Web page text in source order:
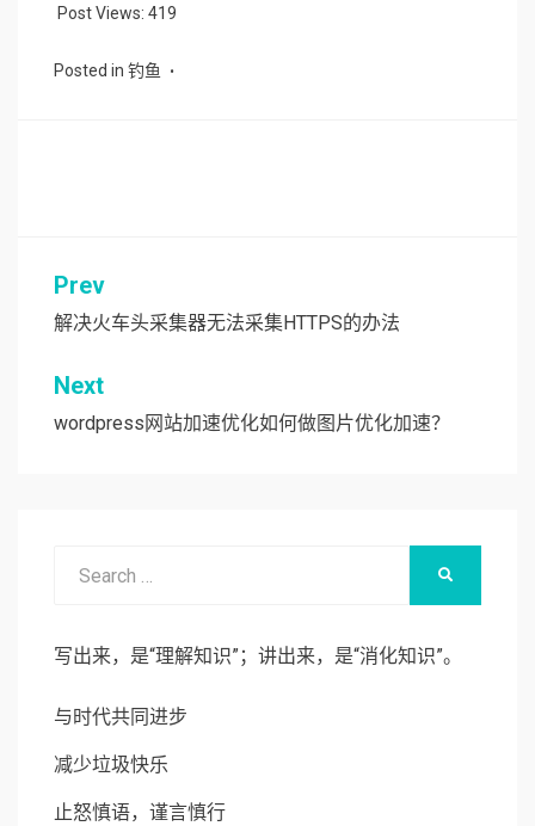
Post Views: 419
Posted in 钓鱼
文
章
导
航
Prev
解决火车头采集器无法采集HTTPS的办法
Next
wordpress网站加速优化如何做图片优化加速？
写出来，是“理解知识”；讲出来，是“消化知识”。
与时代共同进步
减少垃圾快乐
止怒慎语，谨言慎行